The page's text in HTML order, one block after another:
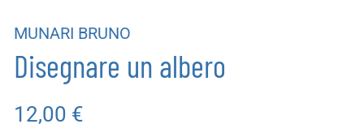
MUNARI BRUNO
Disegnare un albero
12,00 €